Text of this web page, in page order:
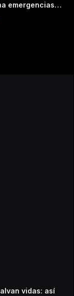
emergencias
vidas: así